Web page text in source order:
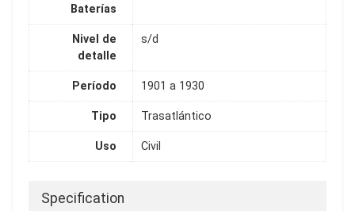
Baterías
Nivel de
detalle
s/d
Período 1901 a 1930
Tipo Trasatlántico
Uso Civil
Specification